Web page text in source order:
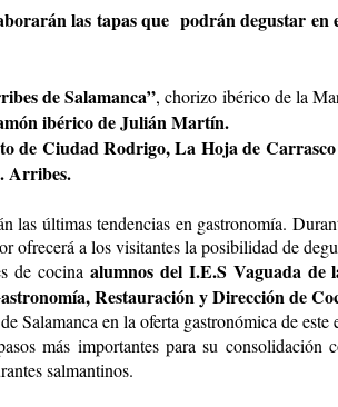
las tapas que podrán degustar
de Salamanca”, chorizo ibérico de la
ibérico de Julián Martín.
de Ciudad Rodrigo, La Hoja de
Arribes.
las últimas tendencias en gastronomía.
a los visitantes la posibilidad de
de cocina alumnos del I.E.S Vaguada de
Restauración y Dirección de
Salamanca en la oferta gastronómica de
más importantes para su
salmantinos.